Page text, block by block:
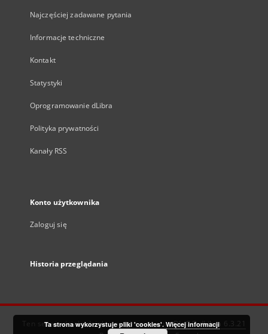
Najczęściej zadawane pytania
Informacje techniczne
Kontakt
Statystyki
Oprogramowanie dLibra
Polityka prywatności
Kanały RSS
Konto użytkownika
Zaloguj się
Historia przeglądania
Ten serwis działa dzięki oprogramowaniuDInGO dLibra 6.3.21
Ta strona wykorzystuje pliki 'cookies'. Więcej informacji